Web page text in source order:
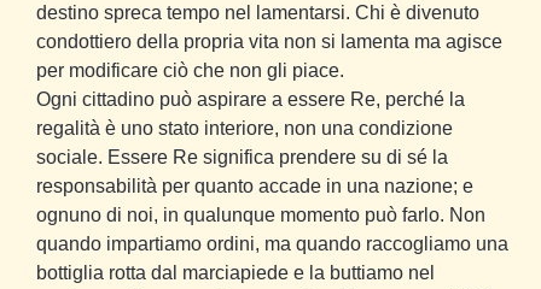
destino spreca tempo nel lamentarsi. Chi è divenuto
condottiero della propria vita non si lamenta ma agisce
per modificare ciò che non gli piace.
Ogni cittadino può aspirare a essere Re, perché la
regalità è uno stato interiore, non una condizione
sociale. Essere Re significa prendere su di sé la
responsabilità per quanto accade in una nazione; e
ognuno di noi, in qualunque momento può farlo. Non
quando impartiamo ordini, ma quando raccogliamo una
bottiglia rotta dal marciapiede e la buttiamo nel